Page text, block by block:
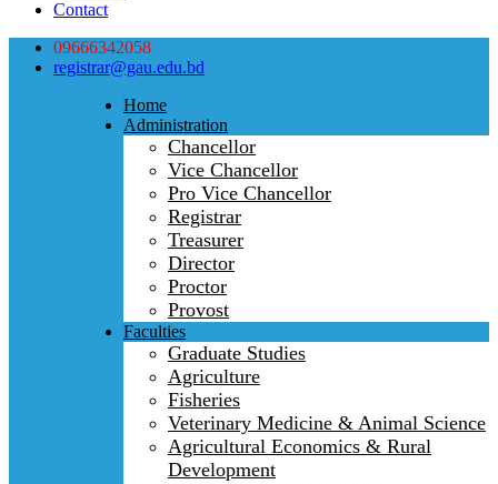
Contact
09666342058
registrar@gau.edu.bd
Home
Administration
Chancellor
Vice Chancellor
Pro Vice Chancellor
Registrar
Treasurer
Director
Proctor
Provost
Faculties
Graduate Studies
Agriculture
Fisheries
Veterinary Medicine & Animal Science
Agricultural Economics & Rural
Development